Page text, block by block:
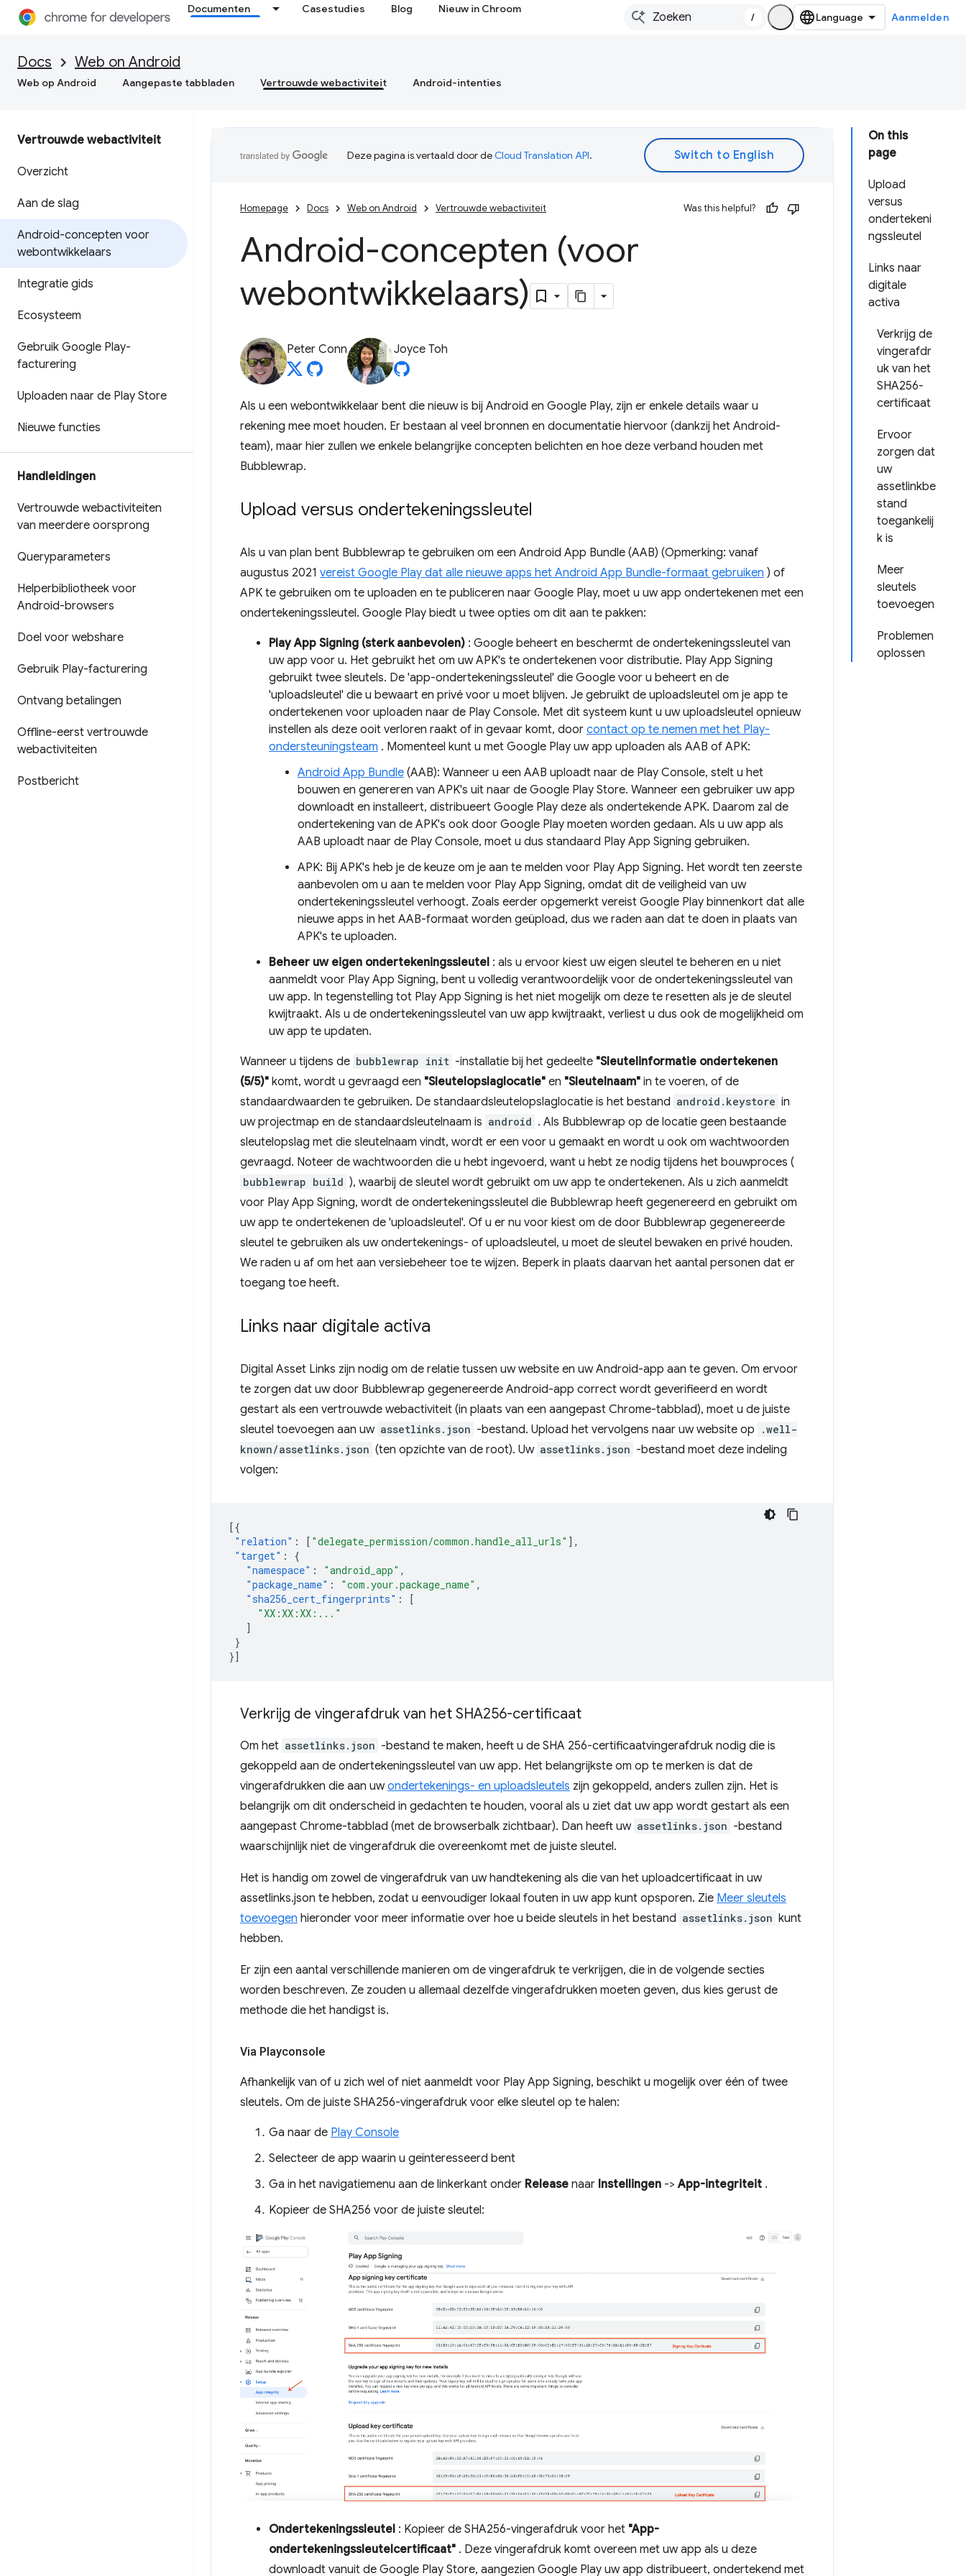
Documenten Casestudies Blog Nieuw in Chroom
/ Aanmelden
Docs Web on Android
Web op Android Aangepaste tabbladen Vertrouwde webactiviteit Android-intenties
Vertrouwde webactiviteit
Overzicht
Aan de slag
Android-concepten voor
webontwikkelaars
Integratie gids
Ecosysteem
Gebruik Google Play-
facturering
Uploaden naar de Play Store
Nieuwe functies
Handleidingen
Vertrouwde webactiviteiten
van meerdere oorsprong
Queryparameters
Helperbibliotheek voor
Android-browsers
Doel voor webshare
Gebruik Play-facturering
Ontvang betalingen
Offline-eerst vertrouwde
webactiviteiten
Postbericht
On this
page
Upload
versus
ondertekeni
ngssleutel
Links naar
digitale
activa
Verkrijg de
vingerafdr
uk van het
SHA256-
certificaat
Ervoor
zorgen dat
uw
assetlinkbe
stand
toegankelij
k is
Meer
sleutels
toevoegen
Problemen
oplossen
Deze pagina is vertaald door deCloud Translation API.
Homepage Docs Web on Android Vertrouwde webactiviteit Was this helpful?
Android-concepten (voor
webontwikkelaars)
Peter Conn Joyce Toh
Als u een webontwikkelaar bent die nieuw is bij Android en Google Play, zijn er enkele details waar u
rekening mee moet houden. Er bestaan ​​al veel bronnen en documentatie hiervoor (dankzij het Android-
team), maar hier zullen we enkele belangrijke concepten belichten en hoe deze verband houden met
Bubblewrap.
Upload versus ondertekeningssleutel
Als u van plan bent Bubblewrap te gebruiken om een ​​Android App Bundle (AAB) (Opmerking: vanaf
augustus 2021 vereist Google Play dat alle nieuwe apps het Android App Bundle-formaat gebruiken ) of
APK te gebruiken om te uploaden en te publiceren naar Google Play, moet u uw app ondertekenen met een
ondertekeningssleutel. Google Play biedt u twee opties om dit aan te pakken:
Play App Signing (sterk aanbevolen) : Google beheert en beschermt de ondertekeningssleutel van
uw app voor u. Het gebruikt het om uw APK's te ondertekenen voor distributie. Play App Signing
gebruikt twee sleutels. De 'app-ondertekeningssleutel' die Google voor u beheert en de
'uploadsleutel' die u bewaart en privé voor u moet blijven. Je gebruikt de uploadsleutel om je app te
ondertekenen voor uploaden naar de Play Console. Met dit systeem kunt u uw uploadsleutel opnieuw
instellen als deze ooit verloren raakt of in gevaar komt, door contact op te nemen met het Play-
ondersteuningsteam . Momenteel kunt u met Google Play uw app uploaden als AAB of APK:
Android App Bundle (AAB): Wanneer u een AAB uploadt naar de Play Console, stelt u het
bouwen en genereren van APK's uit naar de Google Play Store. Wanneer een gebruiker uw app
downloadt en installeert, distribueert Google Play deze als ondertekende APK. Daarom zal de
ondertekening van de APK's ook door Google Play moeten worden gedaan. Als u uw app als
AAB uploadt naar de Play Console, moet u dus standaard Play App Signing gebruiken.
APK: Bij APK's heb je de keuze om je aan te melden voor Play App Signing. Het wordt ten zeerste
aanbevolen om u aan te melden voor Play App Signing, omdat dit de veiligheid van uw
ondertekeningssleutel verhoogt. Zoals eerder opgemerkt vereist Google Play binnenkort dat alle
nieuwe apps in het AAB-formaat worden geüpload, dus we raden aan dat te doen in plaats van
APK's te uploaden.
Beheer uw eigen ondertekeningssleutel : als u ervoor kiest uw eigen sleutel te beheren en u niet
aanmeldt voor Play App Signing, bent u volledig verantwoordelijk voor de ondertekeningssleutel van
uw app. In tegenstelling tot Play App Signing is het niet mogelijk om deze te resetten als je de sleutel
kwijtraakt. Als u de ondertekeningssleutel van uw app kwijtraakt, verliest u dus ook de mogelijkheid om
uw app te updaten.
Wanneer u tijdens de bubblewrap init -installatie bij het gedeelte "Sleutelinformatie ondertekenen
(5/5)" komt, wordt u gevraagd een "Sleutelopslaglocatie" en "Sleutelnaam" in te voeren, of de
standaardwaarden te gebruiken. De standaardsleutelopslaglocatie is het bestand android.keystore in
uw projectmap en de standaardsleutelnaam is android . Als Bubblewrap op de locatie geen bestaande
sleutelopslag met die sleutelnaam vindt, wordt er een voor u gemaakt en wordt u ook om wachtwoorden
gevraagd. Noteer de wachtwoorden die u hebt ingevoerd, want u hebt ze nodig tijdens het bouwproces (
bubblewrap build ), waarbij de sleutel wordt gebruikt om uw app te ondertekenen. Als u zich aanmeldt
voor Play App Signing, wordt de ondertekeningssleutel die Bubblewrap heeft gegenereerd en gebruikt om
uw app te ondertekenen de 'uploadsleutel'. Of u er nu voor kiest om de door Bubblewrap gegenereerde
sleutel te gebruiken als uw ondertekenings- of uploadsleutel, u moet de sleutel bewaken en privé houden.
We raden u af om het aan versiebeheer toe te wijzen. Beperk in plaats daarvan het aantal personen dat er
toegang toe heeft.
Links naar digitale activa
Digital Asset Links zijn nodig om de relatie tussen uw website en uw Android-app aan te geven. Om ervoor
te zorgen dat uw door Bubblewrap gegenereerde Android-app correct wordt geverifieerd en wordt
gestart als een vertrouwde webactiviteit (in plaats van een aangepast Chrome-tabblad), moet u de juiste
sleutel toevoegen aan uw assetlinks.json -bestand. Upload het vervolgens naar uw website op
.well-
known/assetlinks.json (ten opzichte van de root). Uw assetlinks.json -bestand moet deze indeling
volgen:
[{
"relation" : [ "delegate_permission/common.handle_all_urls" ],
"target" :
{
"namespace" : "android_app" ,
"package_name" : "com.your.package_name" ,
"sha256_cert_fingerprints" :
[
"XX:XX:XX:..."
]
}
}]
Verkrijg de vingerafdruk van het SHA256-certificaat
Om het assetlinks.json -bestand te maken, heeft u de SHA 256-certificaatvingerafdruk nodig die is
gekoppeld aan de ondertekeningssleutel van uw app. Het belangrijkste om op te merken is dat de
vingerafdrukken die aan uwondertekenings- en uploadsleutels zijn gekoppeld, anders zullen zijn. Het is
belangrijk om dit onderscheid in gedachten te houden, vooral als u ziet dat uw app wordt gestart als een
aangepast Chrome-tabblad (met de browserbalk zichtbaar). Dan heeft uw assetlinks.json -bestand
waarschijnlijk niet de vingerafdruk die overeenkomt met de juiste sleutel.
Het is handig om zowel de vingerafdruk van uw handtekening als die van het uploadcertificaat in uw
assetlinks.json te hebben, zodat u eenvoudiger lokaal fouten in uw app kunt opsporen. Zie Meer sleutels
toevoegen hieronder voor meer informatie over hoe u beide sleutels in het bestand assetlinks.json kunt
hebben.
Er zijn een aantal verschillende manieren om de vingerafdruk te verkrijgen, die in de volgende secties
worden beschreven. Ze zouden u allemaal dezelfde vingerafdrukken moeten geven, dus kies gerust de
methode die het handigst is.
Via Playconsole
Afhankelijk van of u zich wel of niet aanmeldt voor Play App Signing, beschikt u mogelijk over één of twee
sleutels. Om de juiste SHA256-vingerafdruk voor elke sleutel op te halen:
Ga naar de Play Console
Selecteer de app waarin u geïnteresseerd bent
Ga in het navigatiemenu aan de linkerkant onder Release naar Instellingen ->App-integriteit .
Kopieer de SHA256 voor de juiste sleutel:
Ondertekeningssleutel : Kopieer de SHA256-vingerafdruk voor het "App-
ondertekeningssleutelcertificaat" . Deze vingerafdruk komt overeen met uw app als u deze
downloadt vanuit de Google Play Store, aangezien Google Play uw app distribueert, ondertekend met